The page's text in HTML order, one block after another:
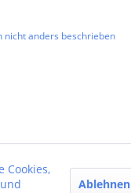
anders beschrieben
Cookies,
Ablehnen